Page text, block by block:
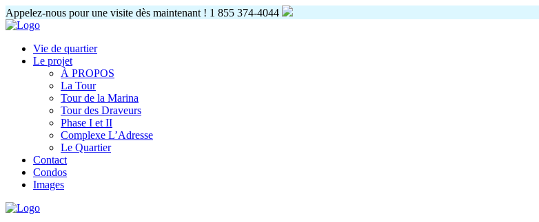
Appelez-nous pour une visite dès maintenant ! 1 855 374-4044
Vie de quartier
Le projet
À PROPOS
La Tour
Tour de la Marina
Tour des Draveurs
Phase I et II
Complexe L’Adresse
Le Quartier
Contact
Condos
Images